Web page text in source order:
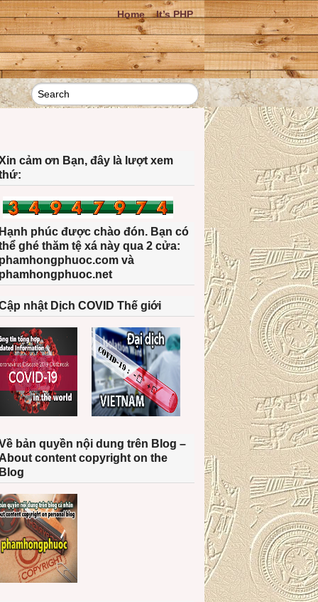
Home It’s PHP
cảm ơn Bạn, đây là lượt xem
phúc được chào đón. Bạn có
ghé thăm tệ xá này qua 2 cửa:
và
nhật Dịch COVID Thế giới
bản quyền nội dung trên Blog –
content copyright on the